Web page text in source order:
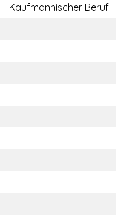
Kaufmännischer Beruf